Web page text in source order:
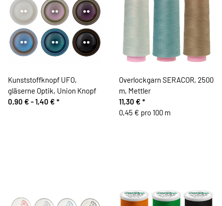
Kunststoffknopf UFO,
gläserne Optik, Union Knopf
0,90 € -1,40 € *
Overlockgarn SERACOR, 2500
m, Mettler
11,30 € *
0,45 € pro 100 m